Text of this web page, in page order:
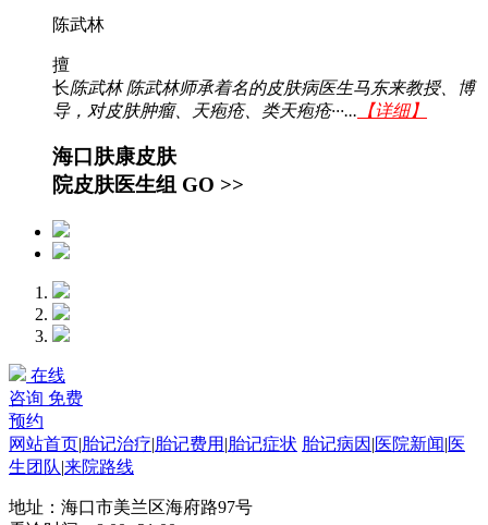
陈武林
擅
长陈武林 陈武林师承着名的皮肤病医生马东来教授、博
导，对皮肤肿瘤、天疱疮、类天疱疮···... 【详细】
海口肤康皮肤
院皮肤医生组 GO >>
在线
咨询 免费
预约
网站首页|胎记治疗|胎记费用 |胎记症状 胎记病因 |医院新闻|医
生团队|来院路线
地址：海口市美兰区海府路97号